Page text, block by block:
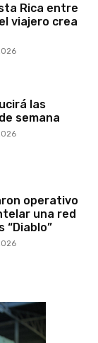
Rica entre
viajero crea
las
semana
operativo
una red
“Diablo”